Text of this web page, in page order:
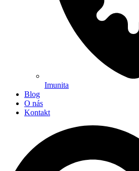
Imunita
Blog
O nás
Kontakt